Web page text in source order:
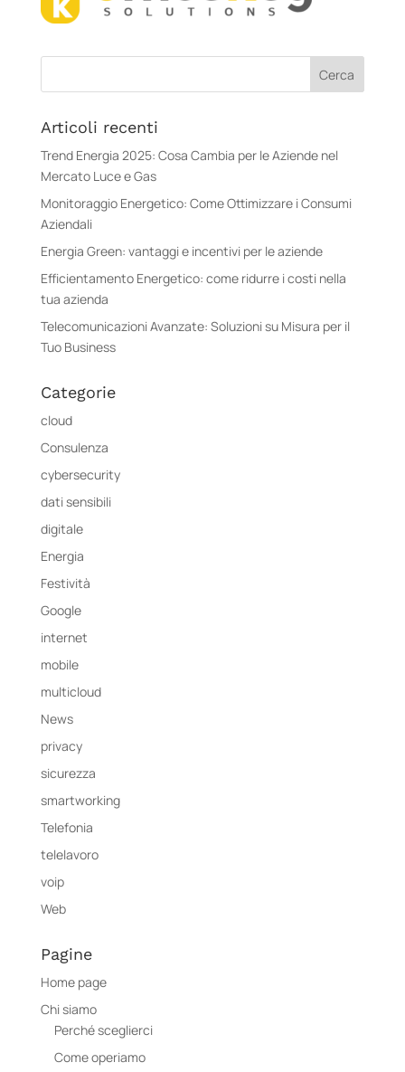
Articoli recenti
Trend Energia 2025: Cosa Cambia per le Aziende nel
Mercato Luce e Gas
Monitoraggio Energetico: Come Ottimizzare i Consumi
Aziendali
Energia Green: vantaggi e incentivi per le aziende
Efficientamento Energetico: come ridurre i costi nella
tua azienda
Telecomunicazioni Avanzate: Soluzioni su Misura per il
Tuo Business
Categorie
cloud
Consulenza
cybersecurity
dati sensibili
digitale
Energia
Festività
Google
internet
mobile
multicloud
News
privacy
sicurezza
smartworking
Telefonia
telelavoro
voip
Web
Pagine
Home page
Chi siamo
Perché sceglierci
Come operiamo